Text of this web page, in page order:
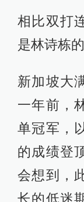
相比双打
是林诗栋的
新加坡大
一年前，
单冠军，
的成绩登
会想到，
长的低迷